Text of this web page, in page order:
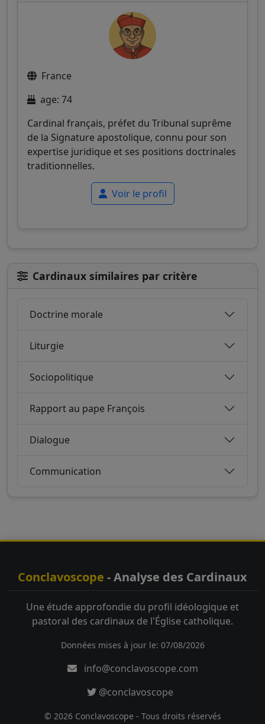
France
age: 74
Cardinal français, préfet du Tribunal suprême
de la Signature apostolique, connu pour son
expertise juridique et ses positions doctrinales
traditionnelles.
Voir le profil
Cardinaux similaires par critère
Doctrine morale
Liturgie
Sociopolitique
Rapport au pape François
Dialogue
Communication
Conclavoscope - Analyse des Cardinaux
Une étude approfondie du profil idéologique et
pastoral des cardinaux de l'Église catholique.
Données mises à jour le: 07/08/2026
info@conclavoscope.com
@conclavoscope
© 2026 Conclavoscope - Tous droits réservés